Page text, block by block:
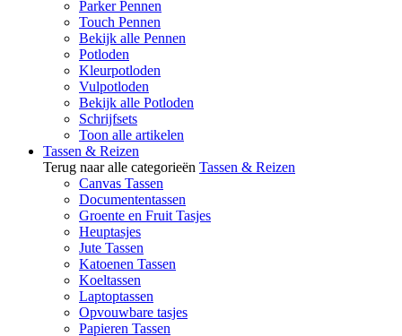
Parker Pennen
Touch Pennen
Bekijk alle Pennen
Potloden
Kleurpotloden
Vulpotloden
Bekijk alle Potloden
Schrijfsets
Toon alle artikelen
Tassen & Reizen
Terug naar alle categorieën Tassen & Reizen
Canvas Tassen
Documententassen
Groente en Fruit Tasjes
Heuptasjes
Jute Tassen
Katoenen Tassen
Koeltassen
Laptoptassen
Opvouwbare tasjes
Papieren Tassen